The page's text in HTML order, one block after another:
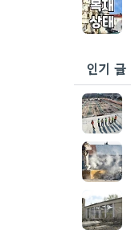
인기 글